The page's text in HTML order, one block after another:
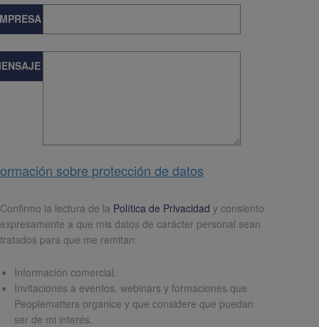
sobre protección de datos
Confirmo la lectura de la Política de Privacidad y consiento
expresamente a que mis datos de carácter personal sean
tratados para que me remitan:
Información comercial.
Invitaciones a eventos, webinars y formaciones que
Peoplematters organice y que considere que puedan
ser de mi interés.